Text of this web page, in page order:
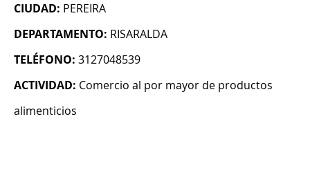
CIUDAD: PEREIRA
DEPARTAMENTO: RISARALDA
TELÉFONO: 3127048539
ACTIVIDAD: Comercio al por mayor de productos
alimenticios